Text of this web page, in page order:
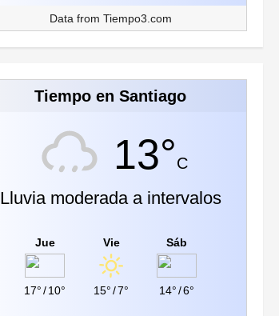
Data from Tiempo3.com
Tiempo en Santiago
13°C
Lluvia moderada a intervalos
Jue
17° /10°
Vie
15° /7°
Sáb
14° /6°